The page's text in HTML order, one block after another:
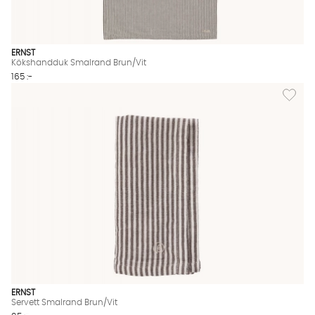
ERNST
Kökshandduk Smalrand Brun/Vit
165 :-
Lägg
ERNST
Servett Smalrand Brun/Vit